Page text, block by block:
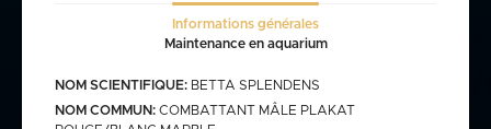
Informations générales
Maintenance en aquarium
NOM SCIENTIFIQUE: BETTA SPLENDENS
NOM COMMUN: COMBATTANT MÂLE PLAKAT